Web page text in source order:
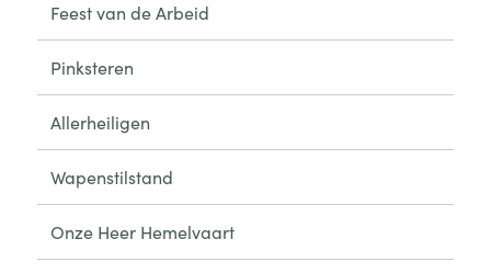
Feest van de Arbeid
Pinksteren
Allerheiligen
Wapenstilstand
Onze Heer Hemelvaart